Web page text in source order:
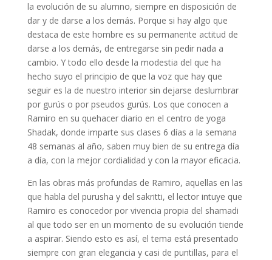
la evolución de su alumno, siempre en disposición de
dar y de darse a los demás. Porque si hay algo que
destaca de este hombre es su permanente actitud de
darse a los demás, de entregarse sin pedir nada a
cambio. Y todo ello desde la modestia del que ha
hecho suyo el principio de que la voz que hay que
seguir es la de nuestro interior sin dejarse deslumbrar
por gurús o por pseudos gurús. Los que conocen a
Ramiro en su quehacer diario en el centro de yoga
Shadak, donde imparte sus clases 6 días a la semana
48 semanas al año, saben muy bien de su entrega día
a día, con la mejor cordialidad y con la mayor eficacia.
En las obras más profundas de Ramiro, aquellas en las
que habla del purusha y del sakritti, el lector intuye que
Ramiro es conocedor por vivencia propia del shamadi
al que todo ser en un momento de su evolución tiende
a aspirar. Siendo esto es así, el tema está presentado
siempre con gran elegancia y casi de puntillas, para el